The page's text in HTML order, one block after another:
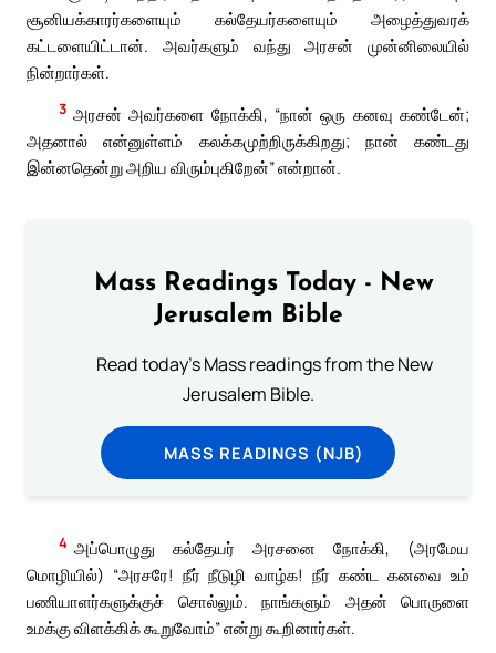
சூனியக்காரர்களையும் கல்தேயர்களையும் அழைத்துவரக்
கட்டளையிட்டான். அவர்களும் வந்து அரசன் முன்னிலையில்
நின்றார்கள்.
3 அரசன் அவர்களை நோக்கி, “நான் ஒரு கனவு கண்டேன்;
அதனால் என்னுள்ளம் கலக்கமுற்றிருக்கிறது; நான் கண்டது
இன்னதென்று அறிய விரும்புகிறேன்” என்றான்.
Mass Readings Today - New
Jerusalem Bible
Read today's Mass readings from the New
Jerusalem Bible.
MASS READINGS (NJB)
4 அப்பொழுது கல்தேயர் அரசனை நோக்கி, (அரமேய
மொழியில்) “அரசரே! நீர் நீடுழி வாழ்க! நீர் கண்ட கனவை உம்
பணியாளர்களுக்குச் சொல்லும். நாங்களும் அதன் பொருளை
உமக்கு விளக்கிக் கூறுவோம்” என்று கூறினார்கள்.